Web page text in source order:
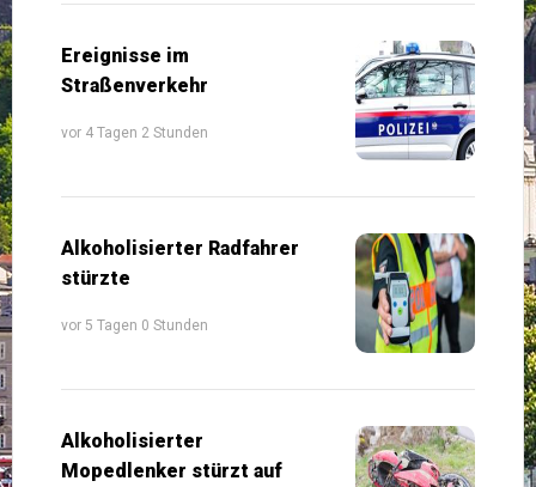
Ereignisse im
Straßenverkehr
vor 4 Tagen 2 Stunden
Alkoholisierter Radfahrer
stürzte
vor 5 Tagen 0 Stunden
Alkoholisierter
Mopedlenker stürzt auf